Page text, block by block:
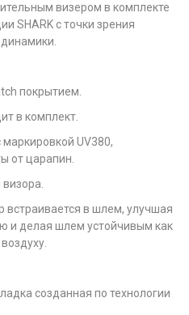
визером в комплекте
SHARK с точки зрения
покрытием.
в комплект.
UV380,
от царапин.
встраивается в шлем, улучшая
и делая шлем устойчивым как
созданная по технологии